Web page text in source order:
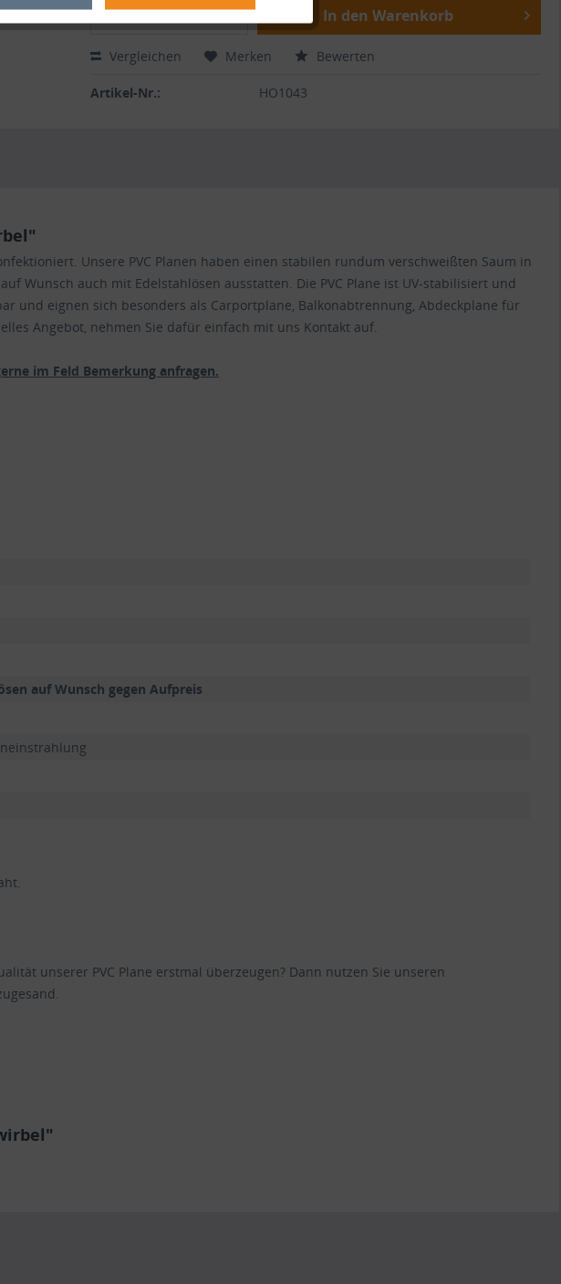
1 In den Warenkorb
Vergleichen Merken Bewerten
Artikel-Nr.: HO1043
Unsere PVC Planen haben einen stabilen rundum verschweißten Saum in
Wunsch auch mit Edelstahlösen ausstatten. Die PVC Plane ist UV-stabilisiert und
und eignen sich besonders als Carportplane, Balkonabtrennung, Abdeckplane für
Angebot, nehmen Sie dafür einfach mit uns Kontakt auf.
im Feld Bemerkung anfragen.
auf Wunsch gegen Aufpreis
unserer PVC Plane erstmal überzeugen? Dann nutzen Sie unseren